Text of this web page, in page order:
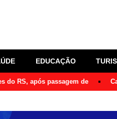
EDUCAÇÃO
do RS, após passagem de